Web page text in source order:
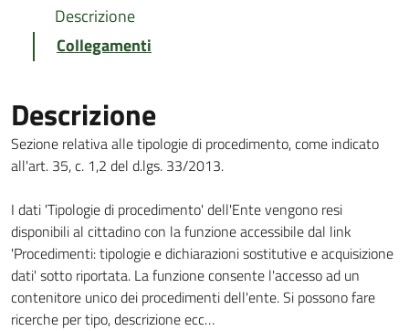
Descrizione
Collegamenti
Descrizione
Sezione relativa alle tipologie di procedimento, come indicato
all'art. 35, c. 1,2 del d.lgs. 33/2013.
I dati 'Tipologie di procedimento' dell'Ente vengono resi
disponibili al cittadino con la funzione accessibile dal link
'Procedimenti: tipologie e dichiarazioni sostitutive e acquisizione
dati' sotto riportata. La funzione consente l'accesso ad un
contenitore unico dei procedimenti dell'ente. Si possono fare
ricerche per tipo, descrizione ecc…